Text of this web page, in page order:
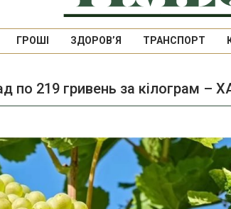
ГРОШІ ЗДОРОВ’Я ТРАНСПОРТ
по 219 гривень за кілограм –